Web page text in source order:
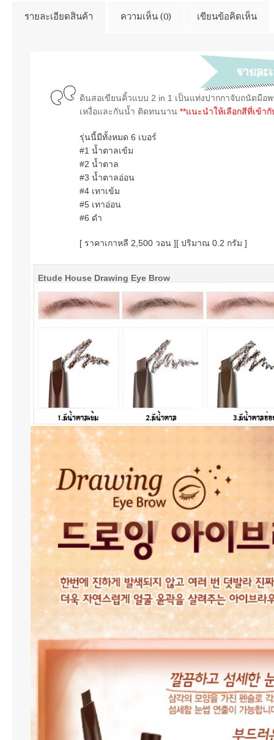
รายละเอียดสินค้า ความเห็น (0) เขียนข้อคิดเห็น
ดินสอเขียนคิ้วแบบ 2 in 1 เป็นแท่งปากกาจับถนัดมือ
เหงื่อและกันน้ำ ติดทนนาน **แนะนำให้เลือกสีที่เข้า
รุ่นนี้มีทั้งหมด 6 เบอร์
#1 น้ำตาลเข้ม
#2 น้ำตาล
#3 น้ำตาลอ่อน
#4 เทาเข้ม
#5 เทาอ่อน
#6 ดำ
[ ราคาเกาหลี 2,500 วอน ][ ปริมาณ 0.2 กรัม ]
Etude House Drawing Eye Brow